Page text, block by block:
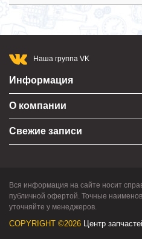
Наша группа VK
Информация
О компании
Свежие записи
Вся информация на сайте носит
публичной офертой. Точные
уточняйте у менеджеров.
COPYRIGHT ©2026 Центр